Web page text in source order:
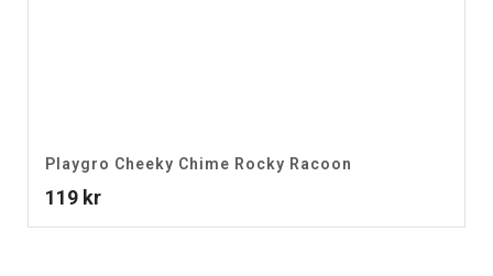
Playgro Cheeky Chime Rocky Racoon
119 kr